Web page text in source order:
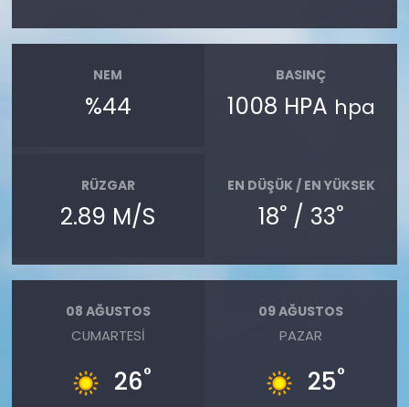
NEM
%44
BASINÇ
1008 HPA hpa
RÜZGAR
2.89 M/S
EN DÜŞÜK / EN YÜKSEK
18° / 33°
08 AĞUSTOS
CUMARTESI
26°
09 AĞUSTOS
PAZAR
25°